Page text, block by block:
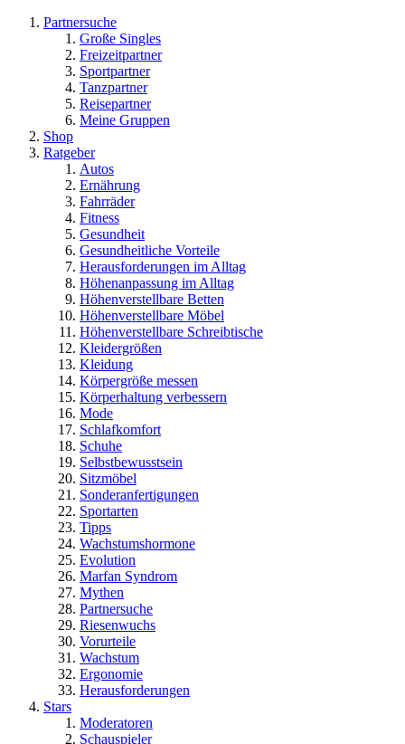
Partnersuche
Große Singles
Freizeitpartner
Sportpartner
Tanzpartner
Reisepartner
Meine Gruppen
Shop
Ratgeber
Autos
Ernährung
Fahrräder
Fitness
Gesundheit
Gesundheitliche Vorteile
Herausforderungen im Alltag
Höhenanpassung im Alltag
Höhenverstellbare Betten
Höhenverstellbare Möbel
Höhenverstellbare Schreibtische
Kleidergrößen
Kleidung
Körpergröße messen
Körperhaltung verbessern
Mode
Schlafkomfort
Schuhe
Selbstbewusstsein
Sitzmöbel
Sonderanfertigungen
Sportarten
Tipps
Wachstumshormone
Evolution
Marfan Syndrom
Mythen
Partnersuche
Riesenwuchs
Vorurteile
Wachstum
Ergonomie
Herausforderungen
Stars
Moderatoren
Schauspieler